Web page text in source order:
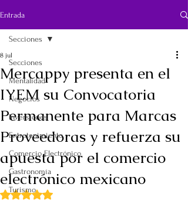
Entrada
Secciones
Mentalidad
Negocios
Inversiones
Entretenimiento
Comercio Electrónico
Gastronomía
Turismo
Secciones
Mercappy presenta en el
IYEM su Convocatoria
Permanente para Marcas
Proveedoras y refuerza su
apuesta por el comercio
electrónico mexicano
8 jul
Obtuvo NaN de 5 estrellas.